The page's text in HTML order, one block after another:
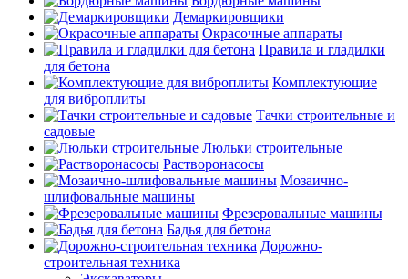
Демаркировщики
Окрасочные аппараты
Правила и гладилки
для бетона
Комплектующие
для виброплиты
Тачки строительные и
садовые
Люльки строительные
Растворонасосы
Мозаично-
шлифовальные машины
Фрезеровальные машины
Бадья для бетона
Дорожно-
строительная техника